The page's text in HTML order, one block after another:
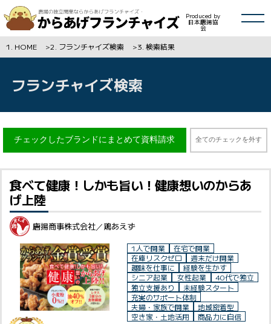
Produced by
日本唐揚協
会
HOME
人気ランキング
フランチャイズマガジン
会員登録
よくある質問
運営会社
お問合わせ
HOME フランチャイズ検索 検索結果
フランチャイズ検索
全てのチェックを外す
食べて健康！しかも旨い！健康想いのからあ
げ上陸
唐揚商事株式会社／鶏あえず
1人で開業
在宅で開業
在庫リスクゼロ
週末だけ開業
趣味を仕事に
経験を生かす
シニア起業
女性起業
40代で独立
独立支援あり
未経験スタート
充実のサポート体制
夫婦・家族で開業
地域密着型
空き家・土地活用
商品力に自信
Close
絞り込み
エリア
ジャンル
こだわり
開業資金
Close